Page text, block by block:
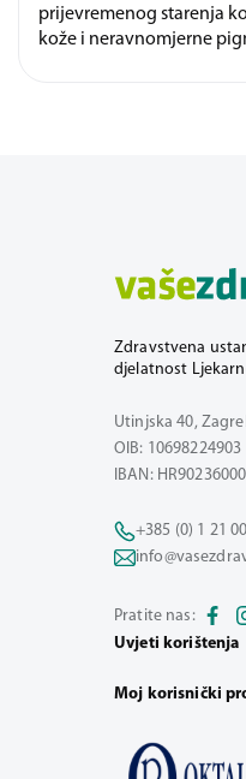
prijevremenog starenja
kože i neravnomjerne
Zdravstvena
djelatnost
Utinjska 40,
OIB: 10698224903
IBAN:
+385 (0) 1 21
Pratite nas:
Uvjeti korištenja
Moj korisnički